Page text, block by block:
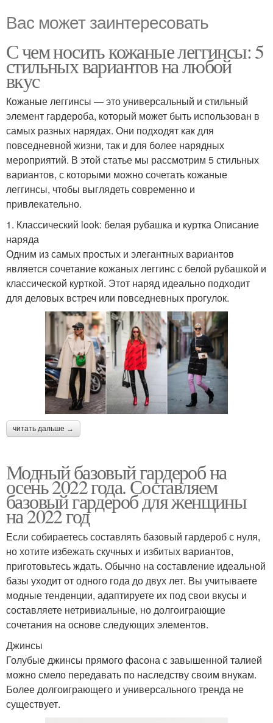
Вас может заинтересовать
С чем носить кожаные леггинсы: 5
стильных вариантов на любой
вкус
Кожаные леггинсы — это универсальный и стильный
элемент гардероба, который может быть использован в
самых разных нарядах. Они подходят как для
повседневной жизни, так и для более нарядных
мероприятий. В этой статье мы рассмотрим 5 стильных
вариантов, с которыми можно сочетать кожаные
леггинсы, чтобы выглядеть современно и
привлекательно.
1. Классический look: белая рубашка и куртка Описание
наряда
Одним из самых простых и элегантных вариантов
является сочетание кожаных леггинс с белой рубашкой и
классической курткой. Этот наряд идеально подходит
для деловых встреч или повседневных прогулок.
читать дальше →
Модный базовый гардероб на
осень 2022 года. Составляем
базовый гардероб для женщины
на 2022 год
Если собираетесь составлять базовый гардероб с нуля,
но хотите избежать скучных и избитых вариантов,
приготовьтесь ждать. Обычно на составление идеальной
базы уходит от одного года до двух лет. Вы учитываете
модные тенденции, адаптируете их под свои вкусы и
составляете нетривиальные, но долгоиграющие
сочетания на основе следующих элементов.
Джинсы
Голубые джинсы прямого фасона с завышенной талией
можно смело передавать по наследству своим внукам.
Более долгоиграющего и универсального тренда не
существует.